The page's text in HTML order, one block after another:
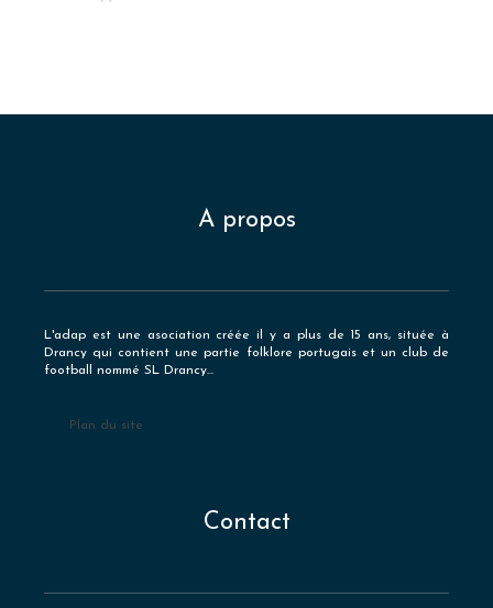
A propos
L'adap est une asociation créée il y a plus de 15 ans, située à
Drancy qui contient une partie folklore portugais et un club de
football nommé SL Drancy...
Plan du site
Contact